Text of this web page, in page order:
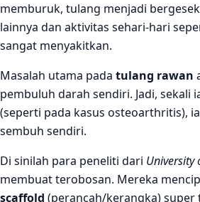
memburuk, tulang menjadi
lainnya dan aktivitas sehari-hari
sangat menyakitkan.
Masalah utama pada tulang rawan
pembuluh darah sendiri. Jadi, sekali
(seperti pada kasus osteoarthritis),
sembuh sendiri.
Di sinilah para peneliti dari University
membuat terobosan. Mereka
scaffold (perancah/kerangka)